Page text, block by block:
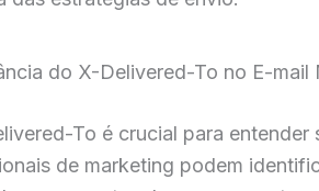
do X-Delivered-To no E-mail
To é crucial para
de marketing podem